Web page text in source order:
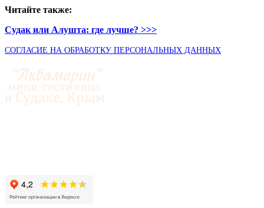
Читайте также:
Судак или Алушта: где лучше? >>>
СОГЛАСИЕ НА ОБРАБОТКУ ПЕРСОНАЛЬНЫХ ДАННЫХ